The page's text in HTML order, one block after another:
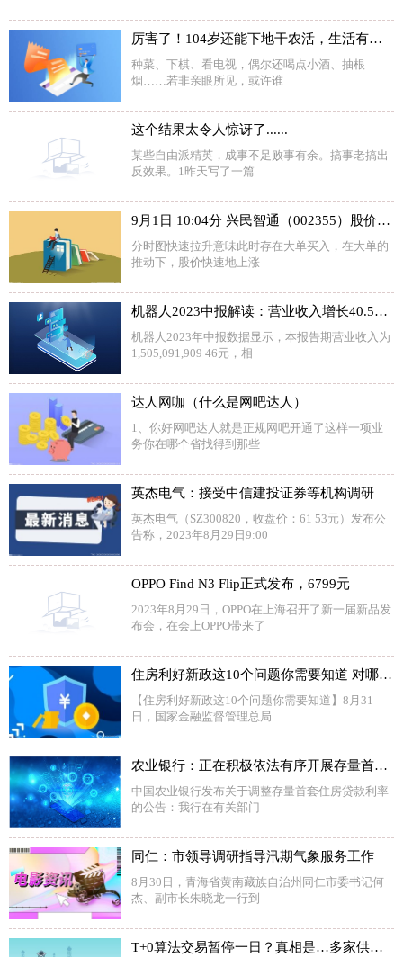
厉害了！104岁还能下地干农活，生活有滋有味
种菜、下棋、看电视，偶尔还喝点小酒、抽根
烟……若非亲眼所见，或许谁
这个结果太令人惊讶了......
某些自由派精英，成事不足败事有余。搞事老搞出
反效果。1昨天写了一篇
9月1日 10:04分 兴民智通（002355）股价快速拉升
分时图快速拉升意味此时存在大单买入，在大单的
推动下，股价快速地上涨
机器人2023中报解读：营业收入增长40.57%，净利润亏损减少50.75%
机器人2023年中报数据显示，本报告期营业收入为
1,505,091,909 46元，相
达人网咖（什么是网吧达人）
1、你好网吧达人就是正规网吧开通了这样一项业
务你在哪个省找得到那些
英杰电气：接受中信建投证券等机构调研
英杰电气（SZ300820，收盘价：61 53元）发布公
告称，2023年8月29日9:00
OPPO Find N3 Flip正式发布，6799元
2023年8月29日，OPPO在上海召开了新一届新品发
布会，在会上OPPO带来了
住房利好新政这10个问题你需要知道 对哪些城市影响最大？
【住房利好新政这10个问题你需要知道】8月31
日，国家金融监督管理总局
农业银行：正在积极依法有序开展存量首套个人住房贷款利率调整的准备工作
中国农业银行发布关于调整存量首套住房贷款利率
的公告：我行在有关部门
同仁：市领导调研指导汛期气象服务工作
8月30日，青海省黄南藏族自治州同仁市委书记何
杰、副市长朱晓龙一行到
T+0算法交易暂停一日？真相是…多家供应商已通知今起恢复